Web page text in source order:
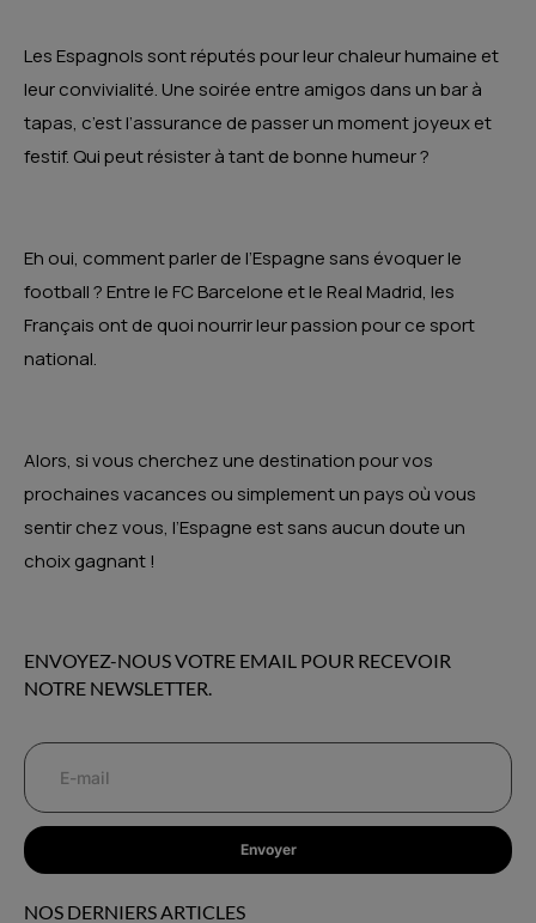
Les Espagnols sont réputés pour leur chaleur humaine et
leur convivialité. Une soirée entre amigos dans un bar à
tapas, c’est l’assurance de passer un moment joyeux et
festif. Qui peut résister à tant de bonne humeur ?
Eh oui, comment parler de l’Espagne sans évoquer le
football ? Entre le FC Barcelone et le Real Madrid, les
Français ont de quoi nourrir leur passion pour ce sport
national.
Alors, si vous cherchez une destination pour vos
prochaines vacances ou simplement un pays où vous
sentir chez vous, l’Espagne est sans aucun doute un
choix gagnant !
ENVOYEZ-NOUS VOTRE EMAIL POUR RECEVOIR
NOTRE NEWSLETTER.
Envoyer
NOS DERNIERS ARTICLES